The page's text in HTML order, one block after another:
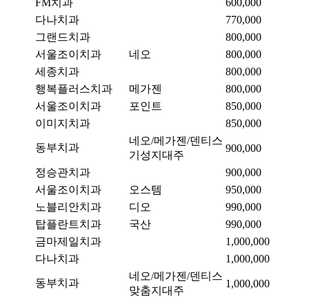
다나치과
770,000
그랜드치과
800,000
서울조이치과
네오
800,000
세종치과
800,000
행복플러스치과
메가젠
800,000
서울조이치과
포인트
850,000
이미지치과
850,000
동부치과
네오/메가젠/덴티스
기성지대주
900,000
정승관치과
900,000
서울조이치과
오스템
950,000
노블리안치과
디오
990,000
탑플란트치과
국산
990,000
금마제일치과
1,000,000
다나치과
1,000,000
동부치과
네오/메가젠/덴티스
맞춤지대주
1,000,000